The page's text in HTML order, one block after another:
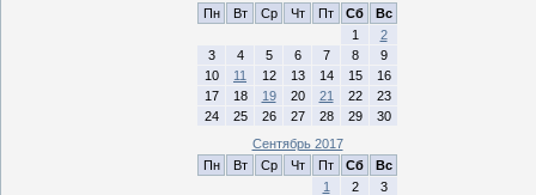
Пн
Вт Ср Чт Пт Сб
Вс
1
2
3
4 5 6 7 8
9
10
11 12 13 14 15
16
17
18 19 20 21 22
23
24
25 26 27 28 29
30
Сентябрь 2017
Пн
Вт Ср Чт Пт Сб
Вс
1
2
3